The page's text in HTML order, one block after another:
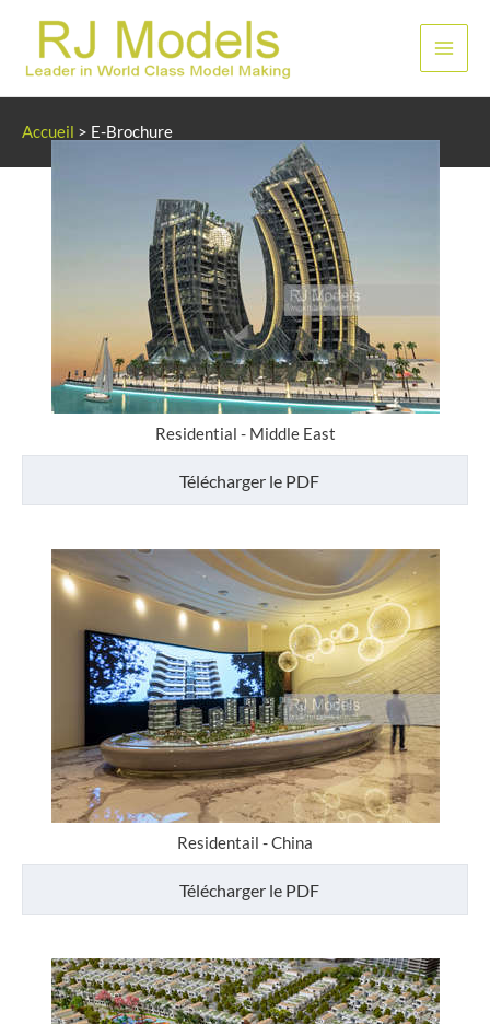
contenu
Accueil > E-Brochure
Residential - Middle East
Télécharger le PDF
Residentail - China
Télécharger le PDF